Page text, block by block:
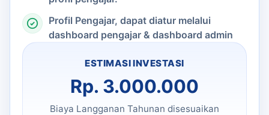
Profil Pengajar, dapat diatur melalui
dashboard pengajar & dashboard admin
ESTIMASI INVESTASI
Rp. 3.000.000
Biaya Langganan Tahunan disesuaikan